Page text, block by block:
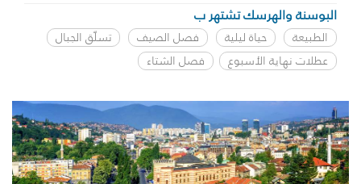
البوسنة والهرسك تشتهر ب
الطبيعة حياة ليلية فصل الصيف
تسلّق الجبال
عطلات نهاية الأسبوع
فصل الشتاء